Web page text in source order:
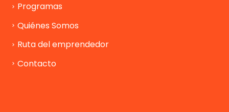
Programas
Quiénes Somos
Ruta del emprendedor
Contacto